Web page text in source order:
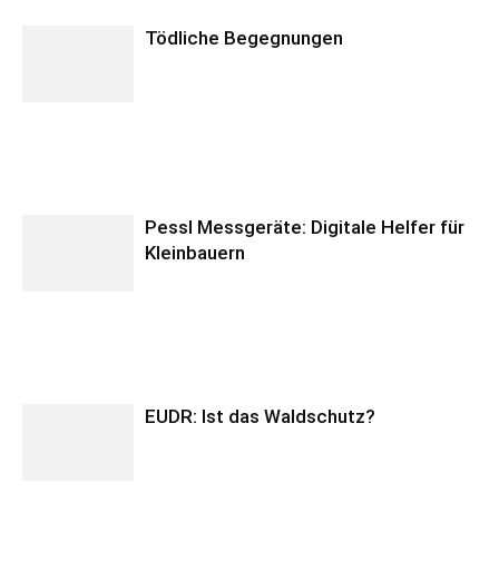
Tödliche Begegnungen
Pessl Messgeräte: Digitale Helfer für
Kleinbauern
EUDR: Ist das Waldschutz?